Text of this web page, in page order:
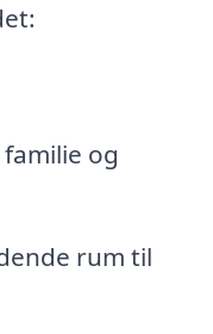
og
rum til